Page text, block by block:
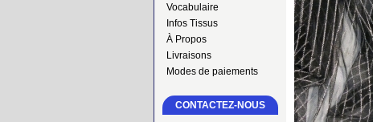
Vocabulaire
Infos Tissus
À Propos
Livraisons
Modes de paiements
CONTACTEZ-NOUS